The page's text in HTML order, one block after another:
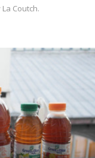
Coutch.